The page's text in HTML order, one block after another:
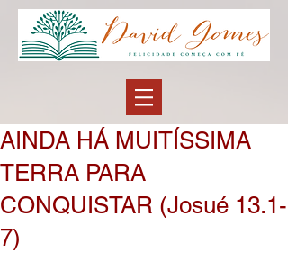
AINDA HÁ MUITÍSSIMA
TERRA PARA
CONQUISTAR (Josué 13.1-
7)